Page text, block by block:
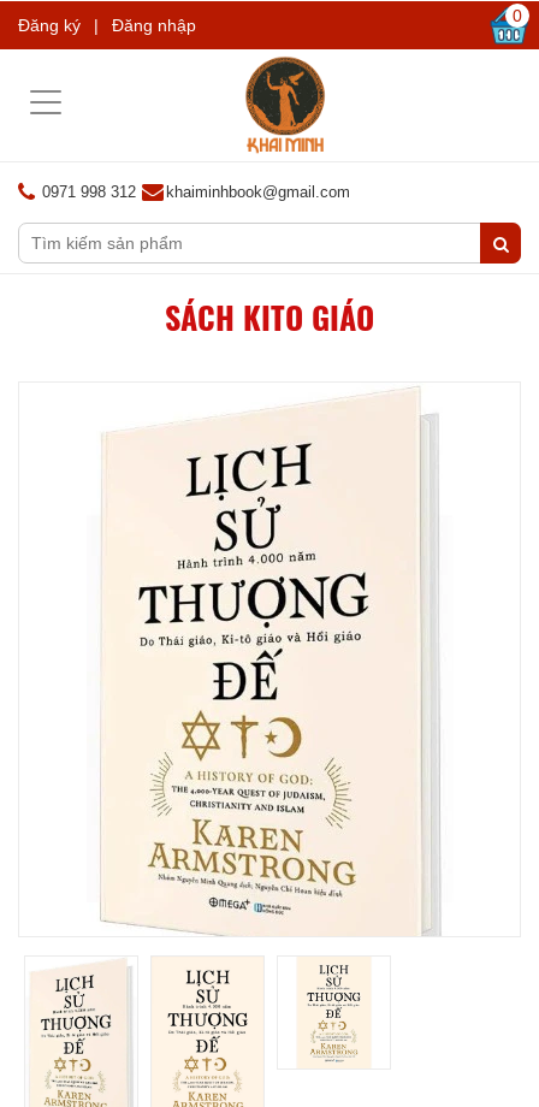
Đăng ký | Đăng nhập 0
Toggle
0971 998 312 khaiminhbook@gmail.com
SÁCH KITO GIÁO